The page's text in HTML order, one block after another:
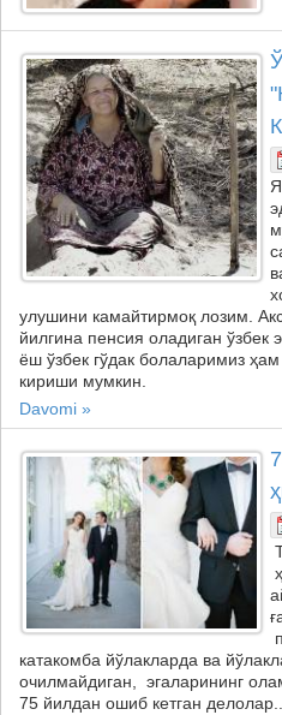
улушини камайтирмоқ лозим.
йилгина пенсия оладиган ўзбек
ёш ўзбек гўдак болаларимиз
кириши мумкин.
Davomi »
катакомба йўлакларда ва
очилмайдиган, эгаларининг
75 йилдан ошиб кетган делолар..